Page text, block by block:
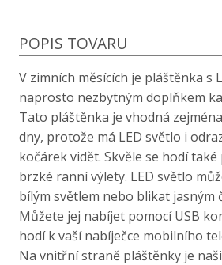
POPIS TOVARU
V zimních měsících je pláštěnka s
naprosto nezbytným doplňkem
Tato pláštěnka je vhodná
dny, protože má LED světlo i
kočárek vidět. Skvěle se hodí
brzké ranní výlety. LED světlo
bílým světlem nebo blikat jasným
Můžete jej nabíjet pomocí USB
hodí k vaší nabíječce mobilního
Na vnitřní straně pláštěnky je